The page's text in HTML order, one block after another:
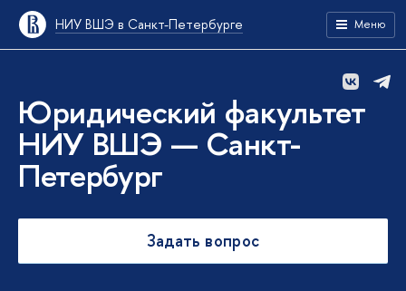
НИУ ВШЭ в Санкт-Петербурге Меню
Юридический факультет
НИУ ВШЭ — Санкт-
Петербург
Задать вопрос